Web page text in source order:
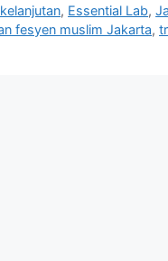
, Essential Lab,
fesyen muslim Jakarta,